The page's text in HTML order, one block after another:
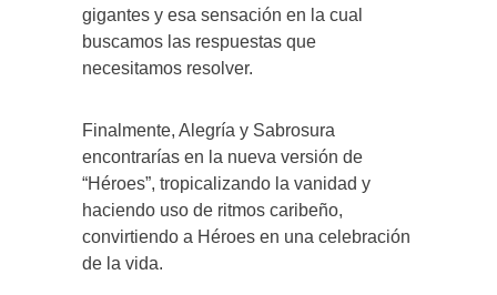
gigantes y esa sensación en la cual
buscamos las respuestas que
necesitamos resolver.
Finalmente, Alegría y Sabrosura
encontrarías en la nueva versión de
“Héroes”, tropicalizando la vanidad y
haciendo uso de ritmos caribeño,
convirtiendo a Héroes en una celebración
de la vida.